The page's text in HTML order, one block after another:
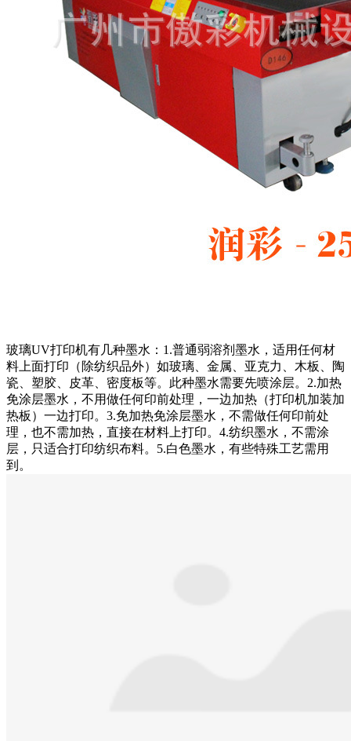
玻璃UV打印机有几种墨水：1.普通弱溶剂墨水，适用任何材
料上面打印（除纺织品外）如玻璃、金属、亚克力、木板、陶
瓷、塑胶、皮革、密度板等。此种墨水需要先喷涂层。2.加热
免涂层墨水，不用做任何印前处理，一边加热（打印机加装加
热板）一边打印。3.免加热免涂层墨水，不需做任何印前处
理，也不需加热，直接在材料上打印。4.纺织墨水，不需涂
层，只适合打印纺织布料。5.白色墨水，有些特殊工艺需用
到。